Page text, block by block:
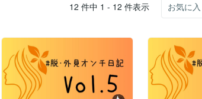
12 件中 1 - 12 件表示